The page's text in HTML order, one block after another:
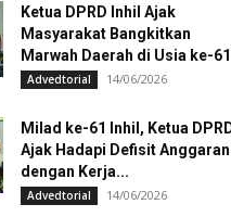
Ketua DPRD Inhil Ajak
Masyarakat Bangkitkan
Marwah Daerah di Usia ke-61
Advedtorial 14/06/2026
Milad ke-61 Inhil, Ketua
Ajak Hadapi Defisit Anggaran
dengan Kerja...
Advedtorial 14/06/2026